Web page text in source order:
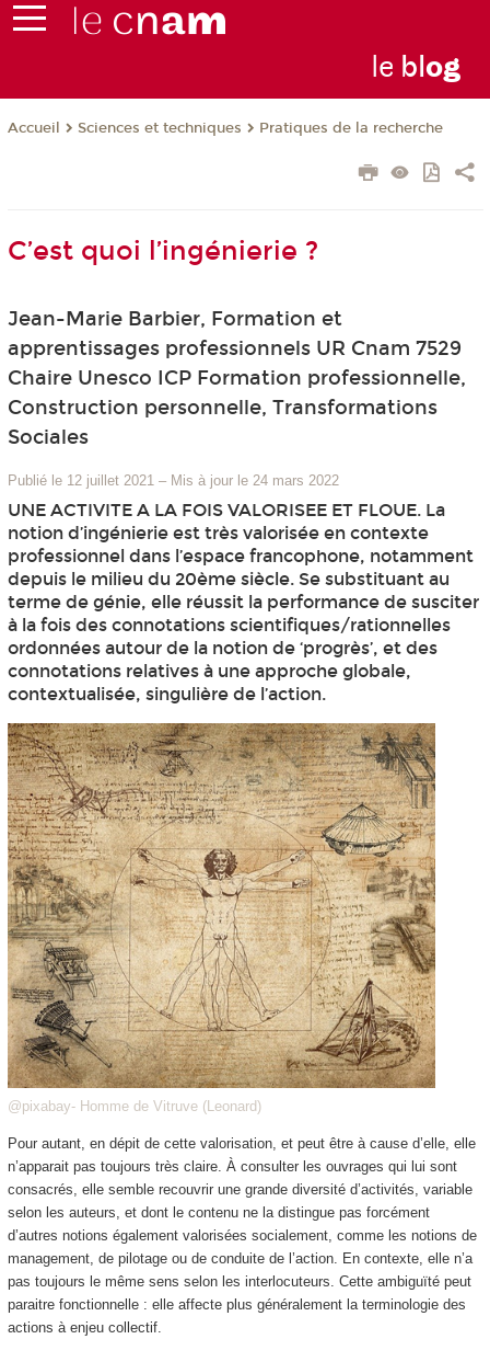
le blog
Accueil Sciences et techniques Pratiques de la recherche
C’est quoi l’ingénierie ?
Jean-Marie Barbier, Formation et
apprentissages professionnels UR Cnam 7529
Chaire Unesco ICP Formation professionnelle,
Construction personnelle, Transformations
Sociales
Publié le 12 juillet 2021 – Mis à jour le 24 mars 2022
UNE ACTIVITE A LA FOIS VALORISEE ET FLOUE. La
notion d’ingénierie est très valorisée en contexte
professionnel dans l’espace francophone, notamment
depuis le milieu du 20ème siècle. Se substituant au
terme de génie, elle réussit la performance de susciter
à la fois des connotations scientifiques/rationnelles
ordonnées autour de la notion de ‘progrès’, et des
connotations relatives à une approche globale,
contextualisée, singulière de l’action.
@pixabay- Homme de Vitruve (Leonard)
Pour autant, en dépit de cette valorisation, et peut être à cause d’elle, elle
n’apparait pas toujours très claire. À consulter les ouvrages qui lui sont
consacrés, elle semble recouvrir une grande diversité d’activités, variable
selon les auteurs, et dont le contenu ne la distingue pas forcément
d’autres notions également valorisées socialement, comme les notions de
management, de pilotage ou de conduite de l’action. En contexte, elle n’a
pas toujours le même sens selon les interlocuteurs. Cette ambiguïté peut
paraitre fonctionnelle : elle affecte plus généralement la terminologie des
actions à enjeu collectif.